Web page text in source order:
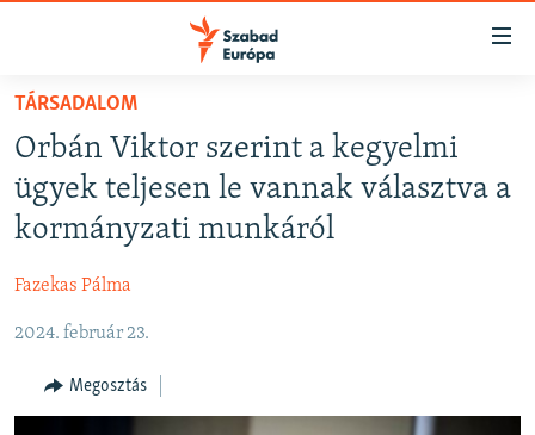
Akadálymentes
Ugrás
fő
oldalra
Ugrás
tartalomjegyzékre
NAPIRENDEN
AKTUÁLIS
PODCASTOK
ELEMZŐ
NER15
SZABADON
TÁRSADALOM
Orbán Viktor szerint a kegyelmi
ügyek teljesen le vannak választva a
kormányzati munkáról
Fazekas Pálma
2024. február 23.
Megosztás
FELIRATKOZÁS